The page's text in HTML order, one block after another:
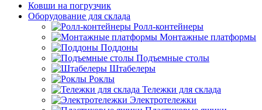
Ковши на погрузчик
Оборудование для склада
Ролл-контейнеры
Монтажные платформы
Поддоны
Подъемные столы
Штабелеры
Роклы
Тележки для склада
Электротележки